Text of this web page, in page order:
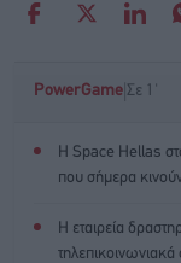
PowerGame Σε 1'
Η Space Hellas
που σήμερα
Η εταιρεία